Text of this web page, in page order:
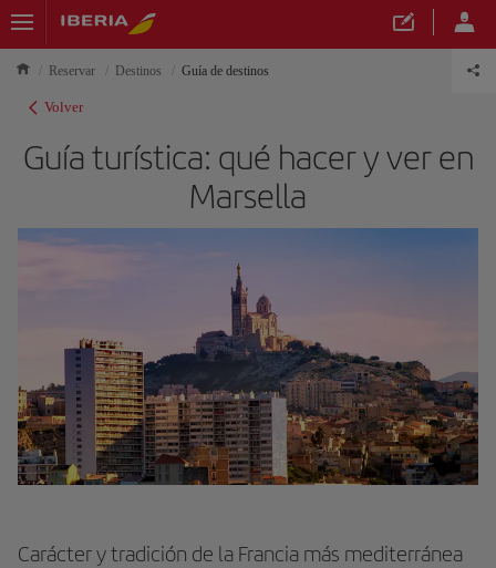
Reservar Destinos Guía de destinos
Volver
Guía turística: qué hacer y ver en
Marsella
Carácter y tradición de la Francia más mediterránea